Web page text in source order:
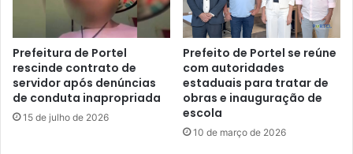
a
n
ç
o
s
n
t
á
v
e
Prefeitura de Portel
rescinde contrato de
servidor após denúncias
de conduta inapropriada
15 de julho de 2026
Prefeito de Portel se reúne
com autoridades
estaduais para tratar de
obras e inauguração de
escola
10 de março de 2026